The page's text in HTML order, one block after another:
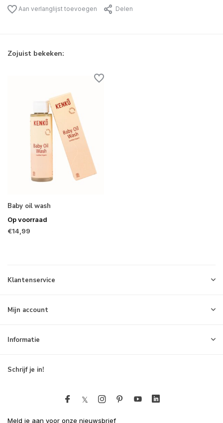
Aan verlanglijst toevoegen Delen
Zojuist bekeken:
Baby oil wash
Op voorraad
€14,99
Klantenservice
Mijn account
Informatie
Schrijf je in!
Meld je aan voor onze nieuwsbrief